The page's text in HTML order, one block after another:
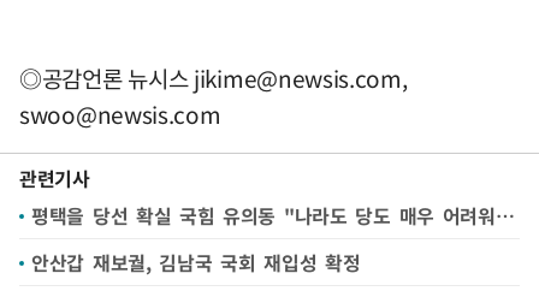
◎공감언론 뉴시스jikime@newsis.com,
swoo@newsis.com
관련기사
평택을 당선 확실 국힘 유의동 "나라도 당도 매우 어려워…시민 명령 따라 걸어가겠다"
안산갑 재보궐, 김남국 국회 재입성 확정